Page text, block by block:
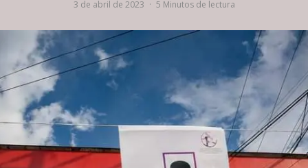
3 de abril de 2023 · 5 Minutos de lectura